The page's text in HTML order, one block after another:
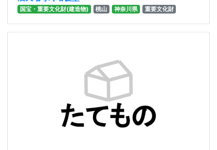
国宝・重要文化財(建造物) 桃山 神奈川県 重要文化財